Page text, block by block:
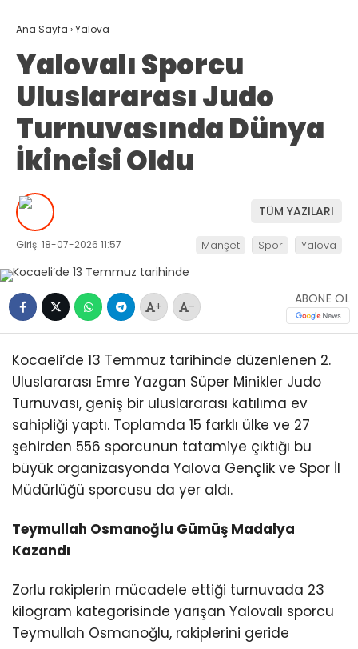
Ana Sayfa ›Yalova
Yalovalı Sporcu
Uluslararası Judo
Turnuvasında Dünya
İkincisi Oldu
TÜM YAZILARI
Giriş: 18-07-2026 11:57 Manşet Spor Yalova
+ -
ABONE OL
Kocaeli’de 13 Temmuz tarihinde düzenlenen 2.
Uluslararası Emre Yazgan Süper Minikler Judo
Turnuvası, geniş bir uluslararası katılıma ev
sahipliği yaptı. Toplamda 15 farklı ülke ve 27
şehirden 556 sporcunun tatamiye çıktığı bu
büyük organizasyonda Yalova Gençlik ve Spor İl
Müdürlüğü sporcusu da yer aldı.
Teymullah Osmanoğlu Gümüş Madalya
Kazandı
Zorlu rakiplerin mücadele ettiği turnuvada 23
kilogram kategorisinde yarışan Yalovalı sporcu
Teymullah Osmanoğlu, rakiplerini geride